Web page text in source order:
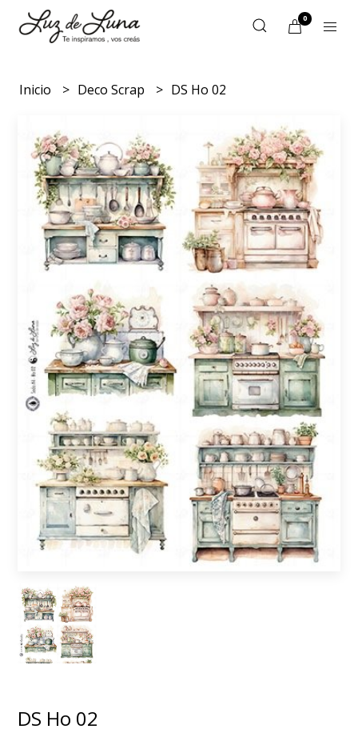
0
Inicio Deco Scrap DS Ho 02
DS Ho 02